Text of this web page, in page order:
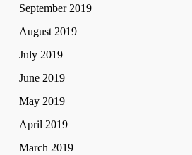
September 2019
August 2019
July 2019
June 2019
May 2019
April 2019
March 2019